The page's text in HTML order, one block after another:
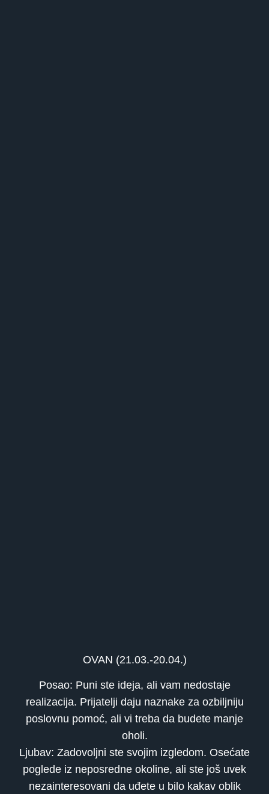
OVAN (21.03.-20.04.)
Posao: Puni ste ideja, ali vam nedostaje
realizacija. Prijatelji daju naznake za ozbiljniju
poslovnu pomoć, ali vi treba da budete manje
oholi.
Ljubav: Zadovoljni ste svojim izgledom. Osećate
poglede iz neposredne okoline, ali ste još uvek
nezainteresovani da uđete u bilo kakav oblik